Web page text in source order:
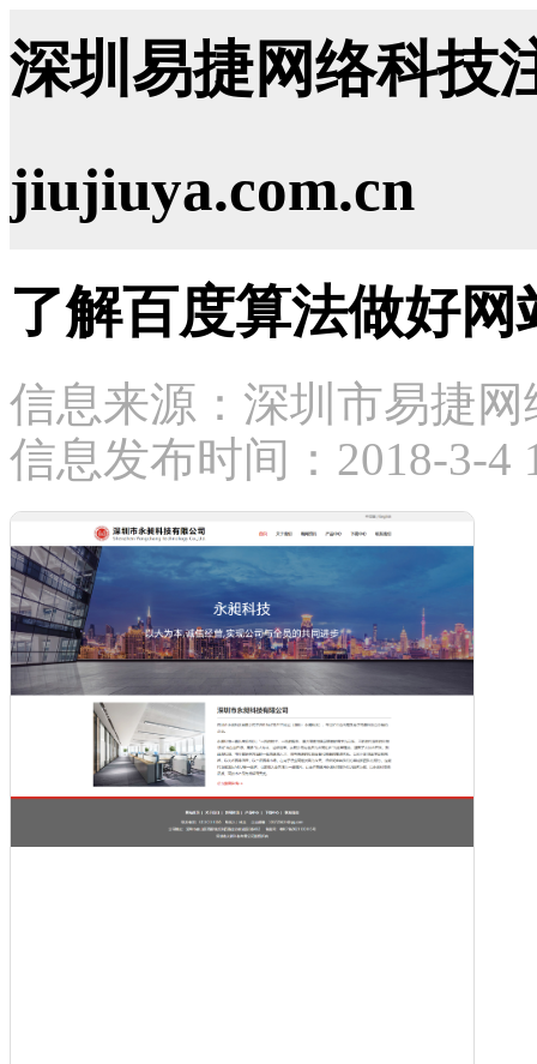
深圳易捷网络科技
jiujiuya.com.cn
了解百度算法做好网
信息来源：深圳市易捷
信息发布时间：2018-3-4